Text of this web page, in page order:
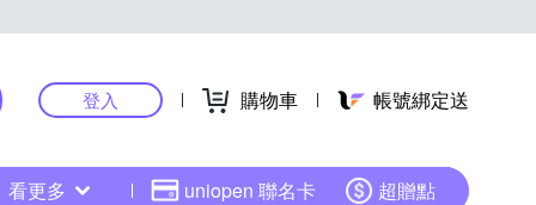
登入 購物車 帳號綁定送
看更多 uniopen 聯名卡 超贈點